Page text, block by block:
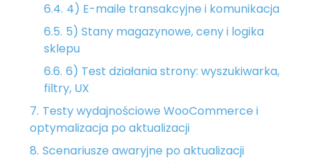
4) E-maile transakcyjne i komunikacja
5) Stany magazynowe, ceny i logika
sklepu
6) Test działania strony: wyszukiwarka,
filtry, UX
Testy wydajnościowe WooCommerce i
optymalizacja po aktualizacji
Scenariusze awaryjne po aktualizacji